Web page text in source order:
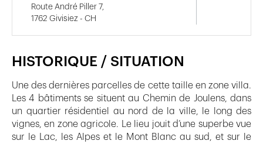
HISTORIQUE / SITUATION
Une des dernières parcelles de cette taille en zone villa.
Les 4 bâtiments se situent au Chemin de Joulens, dans
un quartier résidentiel au nord de la ville, le long des
vignes, en zone agricole. Le lieu jouit d’une superbe vue
sur le Lac, les Alpes et le Mont Blanc au sud, et sur le
Route André Piller 7,
1762 Givisiez - CH